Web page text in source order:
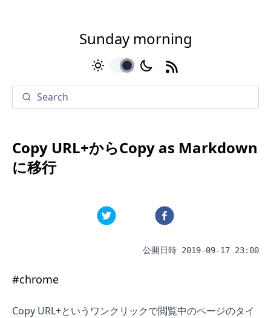
Sunday morning
toggle
Copy URL+からCopy as Markdown
に移行
公開日時 2019-09-17 23:00
#chrome
Copy URL+というワンクリックで閲覧中のページのタイ